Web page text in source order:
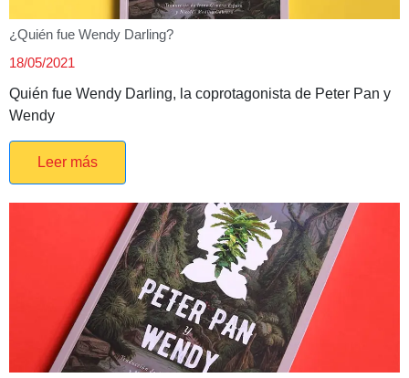
¿Quién fue Wendy Darling?
18/05/2021
Quién fue Wendy Darling, la coprotagonista de Peter Pan y
Wendy
Leer más